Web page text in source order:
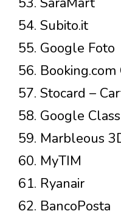
54. Subito.it
55. Google Foto
56.
57. Stocard –
58. Google
59. Marbleous
60. MyTIM
61. Ryanair
62. BancoPosta